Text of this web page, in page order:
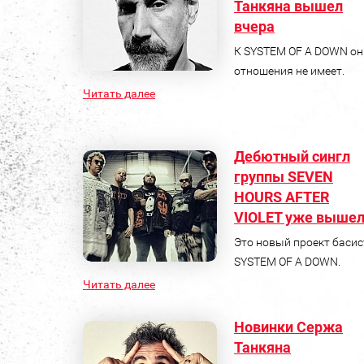
Танкяна вышел
вчера
К SYSTEM OF A DOWN он
отношения не имеет.
Читать далее
Дебютный сингл
группы SEVEN
HOURS AFTER
VIOLET уже вышел
Это новый проект
SYSTEM OF A DOWN.
Читать далее
Новинки Сержа
Танкяна